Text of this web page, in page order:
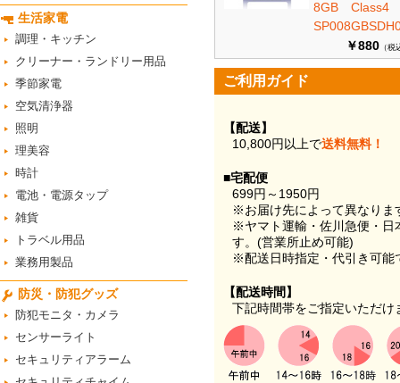
生活家電
調理・キッチン
クリーナー・ランドリー用品
季節家電
空気清浄器
照明
理美容
時計
電池・電源タップ
雑貨
トラベル用品
業務用製品
防災・防犯グッズ
防犯モニタ・カメラ
センサーライト
セキュリティアラーム
8GB
￥880 （税
ご利用ガイド
【配送】
10,800円以上で送料無料！
■宅配便
699円～1950円
※お届け先によって異なりま
※ヤマト運輸・佐川急便・日
す。(営業所止め可能)
※配送日時指定・代引き可能
【配送時間】
下記時間帯をご指定いただけ